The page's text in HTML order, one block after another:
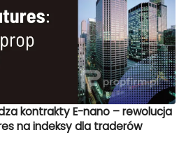
kontrakty E-nano – rewolucja
na indeksy dla traderów